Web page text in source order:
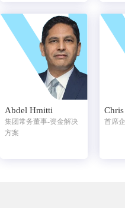
Abdel Hmitti
集团常务董事-资金解决
方案
首席